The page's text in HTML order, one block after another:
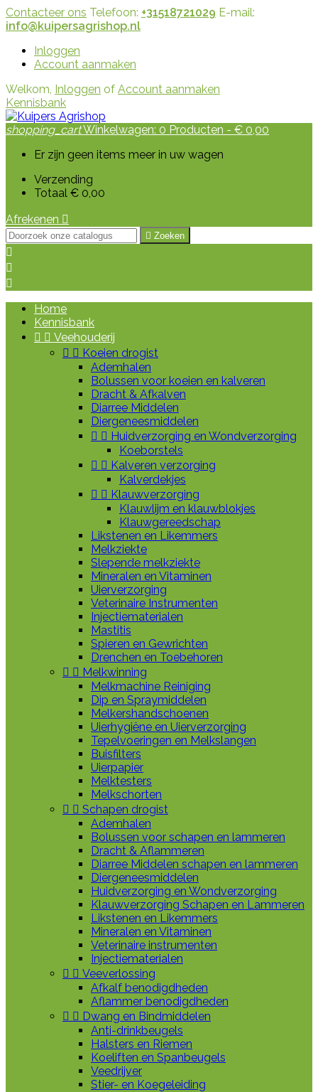
Contacteer ons Telefoon: +31518721029 E-mail:
info@kuipersagrishop.nl
Inloggen
Account aanmaken
Welkom, Inloggen of Account aanmaken
Kennisbank
shopping_cartWinkelwagen: 0 Producten - € 0,00
Er zijn geen items meer in uw wagen
Verzending
Totaal € 0,00
Afrekenen 
 Zoeken



Home
Kennisbank
  Veehouderij
  Koeien drogist
Ademhalen
Bolussen voor koeien en kalveren
Dracht & Afkalven
Diarree Middelen
Diergeneesmiddelen
  Huidverzorging en Wondverzorging
Koeborstels
  Kalveren verzorging
Kalverdekjes
  Klauwverzorging
Klauwlijm en klauwblokjes
Klauwgereedschap
Likstenen en Likemmers
Melkziekte
Slepende melkziekte
Mineralen en Vitaminen
Uierverzorging
Veterinaire Instrumenten
Injectiematerialen
Mastitis
Spieren en Gewrichten
Drenchen en Toebehoren
  Melkwinning
Melkmachine Reiniging
Dip en Spraymiddelen
Melkershandschoenen
Uierhygiëne en Uierverzorging
Tepelvoeringen en Melkslangen
Buisfilters
Uierpapier
Melktesters
Melkschorten
  Schapen drogist
Ademhalen
Bolussen voor schapen en lammeren
Dracht & Aflammeren
Diarree Middelen schapen en lammeren
Diergeneesmiddelen
Huidverzorging en Wondverzorging
Klauwverzorging Schapen en Lammeren
Likstenen en Likemmers
Mineralen en Vitaminen
Veterinaire instrumenten
Injectiematerialen
  Veeverlossing
Afkalf benodigdheden
Aflammer benodigdheden
  Dwang en Bindmiddelen
Anti-drinkbeugels
Halsters en Riemen
Koeliften en Spanbeugels
Veedrijver
Stier- en Koegeleiding